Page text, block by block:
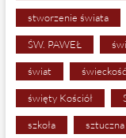
stworzenie świata
ŚW. PAWEŁ
świat świeckość
święty Kościół
szkoła